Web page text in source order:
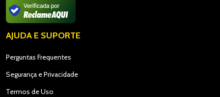
AJUDA E SUPORTE
Perguntas Frequentes
Segurança e Privacidade
Termos de Uso